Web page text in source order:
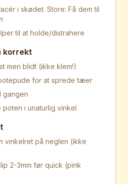
i skødet. Store: Få dem til
til at holde/distrahere
korrekt
men blidt (ikke klem!)
for at sprede tæer
gangen
poten i unaturlig vinkel
vinkelret på neglen (ikke
2-3mm før quick (pink